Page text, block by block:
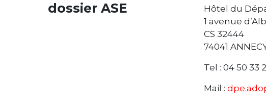
dossier ASE
Hôtel du
1 avenue
CS 32444
74041
Tel : 04 50 33
Mail :